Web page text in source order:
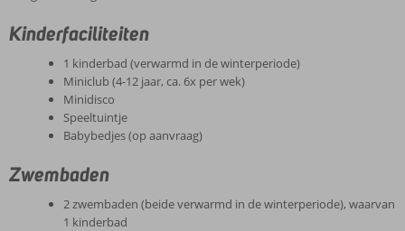
Kinderfaciliteiten
1 kinderbad (verwarmd in de winterperiode)
Miniclub (4-12 jaar, ca. 6x per wek)
Minidisco
Speeltuintje
Babybedjes (op aanvraag)
Zwembaden
2 zwembaden (beide verwarmd in de winterperiode), waarvan
1 kinderbad